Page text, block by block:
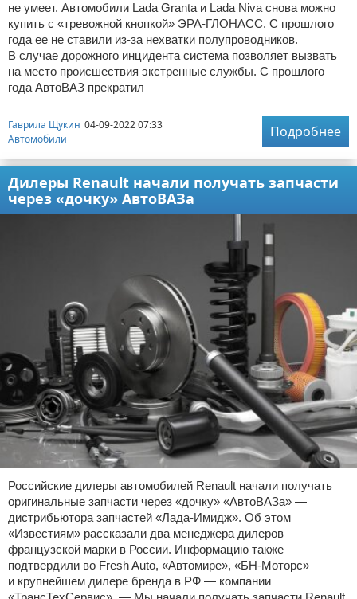
не умеет. Автомобили Lada Granta и Lada Niva снова можно
купить с «тревожной кнопкой» ЭРА-ГЛОНАСС. С прошлого
года ее не ставили из-за нехватки полупроводников.
В случае дорожного инцидента система позволяет вызвать
на место происшествия экстренные службы. С прошлого
года АвтоВАЗ прекратил
Гаврила Щукин 04-09-2022 07:33
Автомобили
Подробнее
Дилеры Renault начали получать запчасти
через «дочку» АвтоВАЗа
Российские дилеры автомобилей Renault начали получать
оригинальные запчасти через «дочку» «АвтоВАЗа» —
дистрибьютора запчастей «Лада-Имидж». Об этом
«Известиям» рассказали два менеджера дилеров
французской марки в России. Информацию также
подтвердили во Fresh Auto, «Автомире», «БН-Моторс»
и крупнейшем дилере бренда в РФ — компании